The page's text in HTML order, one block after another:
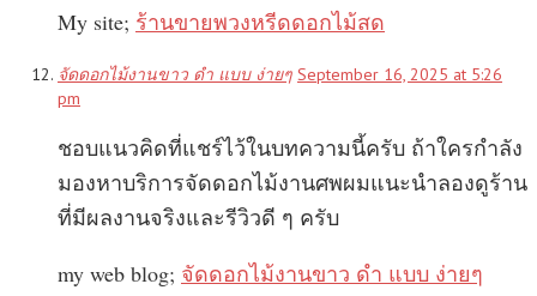
My site; ร้านขายพวงหรีดดอกไม้สด
จัดดอกไม้งานขาว ดํา แบบ ง่ายๆ September 16, 2025 at 5:26
pm
ชอบแนวคิดที่แชร์ไว้ในบทความนี้ครับ ถ้าใครกำลัง
มองหาบริการจัดดอกไม้งานศพผมแนะนำลองดูร้าน
ที่มีผลงานจริงและรีวิวดี ๆ ครับ
my web blog; จัดดอกไม้งานขาว ดํา แบบ ง่ายๆ